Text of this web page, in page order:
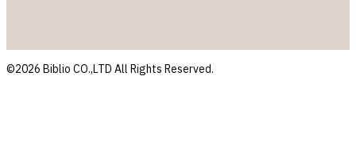
©2026 Biblio CO.,LTD All Rights Reserved.